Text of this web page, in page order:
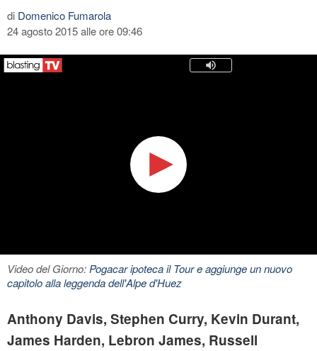
di Domenico Fumarola
24 agosto 2015 alle ore 09:46
Video del Giorno:Pogacar ipoteca il Tour e aggiunge un nuovo
capitolo alla leggenda dell'Alpe d'Huez
Anthony Davis, Stephen Curry, Kevin Durant,
James Harden, Lebron James, Russell